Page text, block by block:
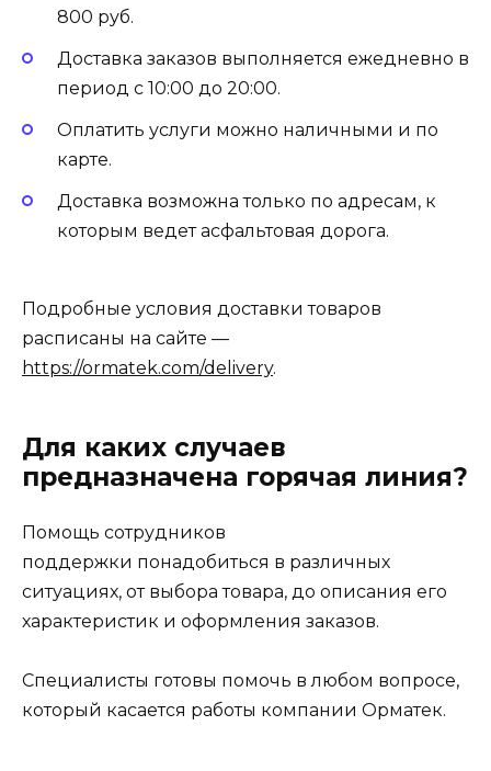
800 руб.
Доставка заказов выполняется ежедневно в
период с 10:00 до 20:00.
Оплатить услуги можно наличными и по
карте.
Доставка возможна только по адресам, к
которым ведет асфальтовая дорога.
Подробные условия доставки товаров
расписаны на сайте —
https://ormatek.com/delivery.
Для каких случаев
предназначена горячая линия?
Помощь сотрудников
поддержки понадобиться в различных
ситуациях, от выбора товара, до описания его
характеристик и оформления заказов.
Специалисты готовы помочь в любом вопросе,
который касается работы компании Орматек.